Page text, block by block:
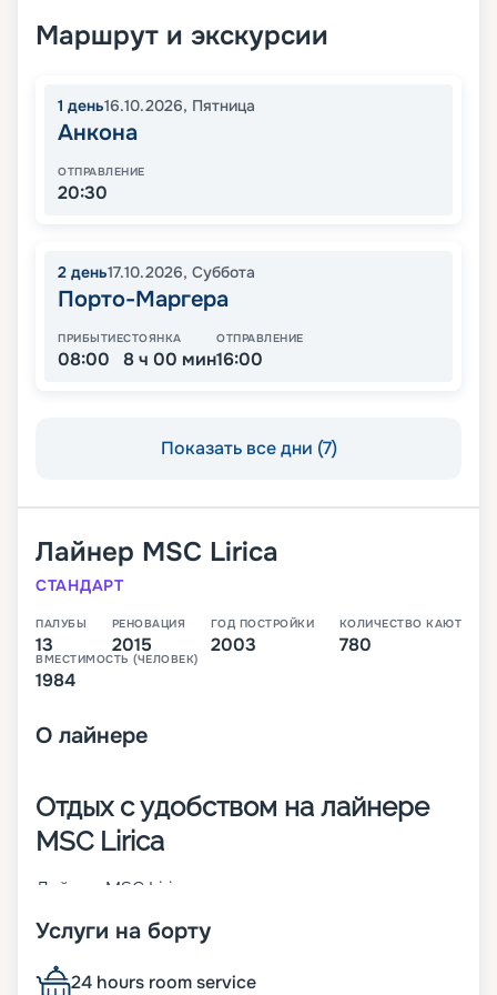
Маршрут и экскурсии
1 день16.10.2026, Пятница
Анкона
ОТПРАВЛЕНИЕ
20:30
2 день17.10.2026, Суббота
Порто-Маргера
ПРИБЫТИЕ
08:00
СТОЯНКА
8 ч 00 мин
ОТПРАВЛЕНИЕ
16:00
Показать все дни (7)
Лайнер MSC Lirica
СТАНДАРТ
ПАЛУБЫ
13
РЕНОВАЦИЯ
2015
ГОД ПОСТРОЙКИ
2003
КОЛИЧЕСТВО КАЮТ
780
ВМЕСТИМОСТЬ (ЧЕЛОВЕК)
1984
О лайнере
Отдых с удобством на лайнере
MSC Lirica
Лайнер MSC Lirica сочетает высокие
интерьеров. Судно было построено во Франции
Оно является обладателем ряда международных
Услуги на борту
24 hours room service